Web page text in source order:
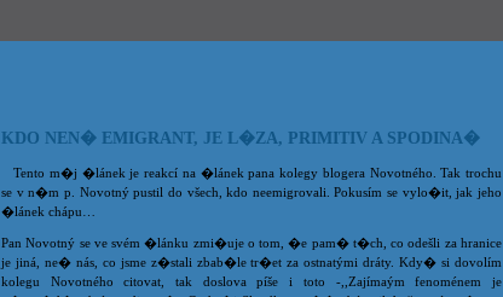
KDO NEN� EMIGRANT, JE L�ZA, PRIMITIV A SPODINA�
Tento m�j �lánek je reakcí na �lánek pana kolegy blogera Novotného. Tak trochu
se v n�m p. Novotný pustil do všech, kdo neemigrovali. Pokusím se vylo�it, jak jeho
�lánek chápu…
Pan Novotný se ve svém �lánku zmi�uje o tom, �e pam� t�ch, co odešli za hranice
je jiná, ne� nás, co jsme z�stali zbab�le tr�et za ostnatými dráty. Kdy� si dovolím
kolegu Novotného citovat, tak doslova píše i toto -,,Zajímaým fenoménem je